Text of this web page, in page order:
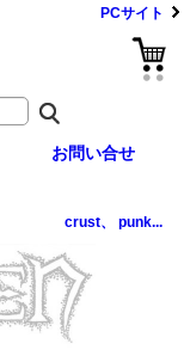
PCサイト
お問い合せ
crust、 punk...